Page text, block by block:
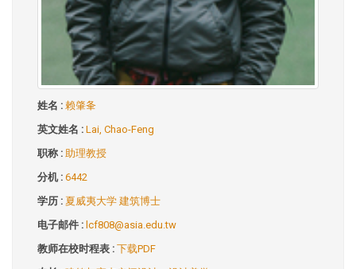
姓名 : 赖肇夆
英文姓名 : Lai, Chao-Feng
职称 : 助理教授
分机 : 6442
学历 : 夏威夷大学 建筑博士
电子邮件 : lcf808@asia.edu.tw
教师在校时程表 : 下载PDF